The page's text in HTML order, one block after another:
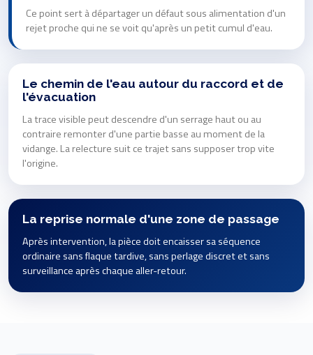
Ce point sert à départager un défaut sous alimentation d'un
rejet proche qui ne se voit qu'après un petit cumul d'eau.
Le chemin de l'eau autour du raccord et de
l'évacuation
La trace visible peut descendre d'un serrage haut ou au
contraire remonter d'une partie basse au moment de la
vidange. La relecture suit ce trajet sans supposer trop vite
l'origine.
La reprise normale d'une zone de passage
Après intervention, la pièce doit encaisser sa séquence
ordinaire sans flaque tardive, sans perlage discret et sans
surveillance après chaque aller-retour.